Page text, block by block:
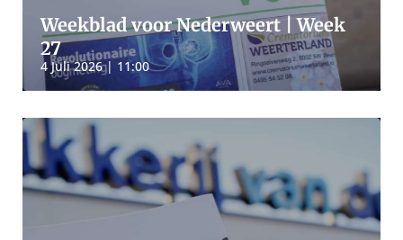
Weekblad voor Nederweert | Week
27
4 Juli 2026 | 11:00